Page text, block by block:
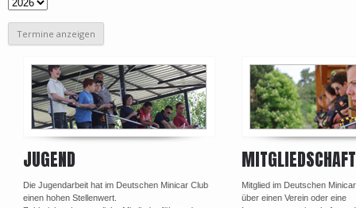
JUGEND
Die Jugendarbeit hat im Deutschen Minicar Club
einen hohen Stellenwert.
MITGLIEDSCHAFT
Mitglied im Deutschen
über einen Verein oder eine